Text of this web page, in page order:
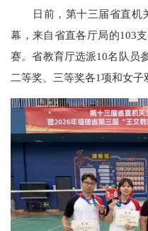
日前，第十三届省直机
幕，来自省直各厅局的103
赛。省教育厅选派10名队员
二等奖、三等奖各1项和女子